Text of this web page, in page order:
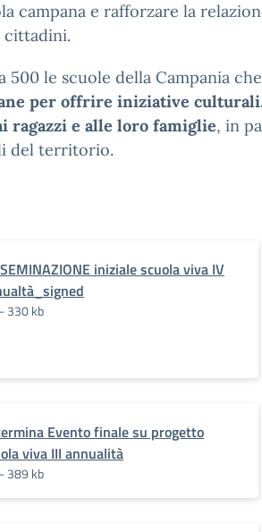
campana e rafforzare la
cittadini.
500 le scuole della Campania che
per offrire iniziative
ragazzi e alle loro famiglie, in
del territorio.
iniziale scuola viva IV
330 kb
Evento finale su progetto
viva III annualità
389 kb